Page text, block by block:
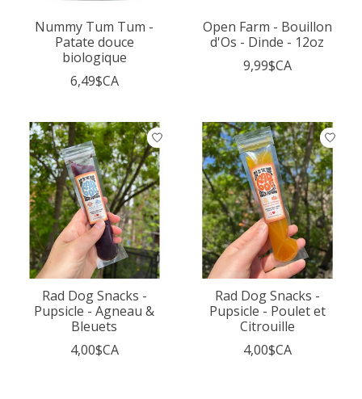
Nummy Tum Tum -
Patate douce
biologique
6,49$CA
Open Farm - Bouillon
d'Os - Dinde - 12oz
9,99$CA
Rad Dog Snacks -
Pupsicle - Agneau &
Bleuets
4,00$CA
Rad Dog Snacks -
Pupsicle - Poulet et
Citrouille
4,00$CA